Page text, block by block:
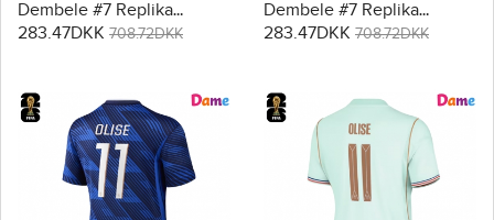
Dembele #7 Replika
Hjemmebanetrøje Dame
283.47DKK 708.72DKK
Dembele #7 Replika
Udebanetrøje Dame VM
283.47DKK 708.72DKK